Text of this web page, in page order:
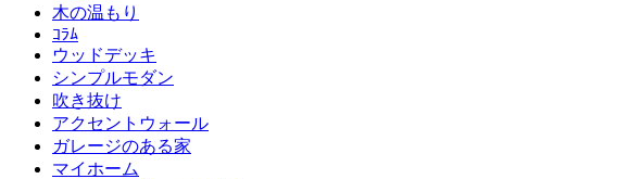
木の温もり
ｺﾗﾑ
ウッドデッキ
シンプルモダン
吹き抜け
アクセントウォール
ガレージのある家
マイホーム